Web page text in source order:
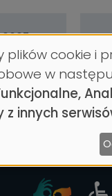
2025
plików cookie i
w
z innych